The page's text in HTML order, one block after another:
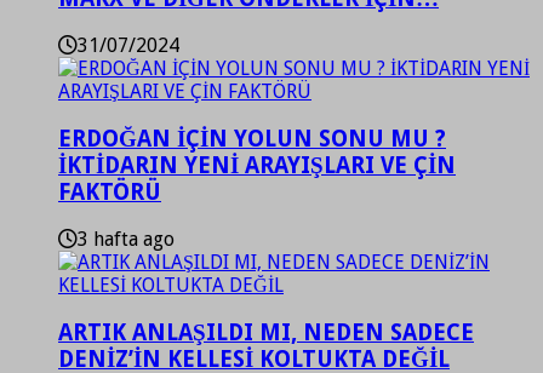
31/07/2024
ERDOĞAN İÇİN YOLUN SONU MU ?
İKTİDARIN YENİ ARAYIŞLARI VE ÇİN
FAKTÖRÜ
3 hafta ago
ARTIK ANLAŞILDI MI, NEDEN SADECE
DENİZ’İN KELLESİ KOLTUKTA DEĞİL